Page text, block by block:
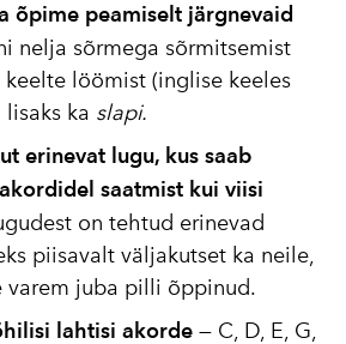
õpime peamiselt järgnevaid
nelja sõrmega sõrmitsemist
keelte löömist (inglise keeles
lisaks ka slapi.
erinevat lugu, kus saab
saatmist kui viisi
on tehtud erinevad
piisavalt väljakutset ka neile,
varem juba pilli õppinud.
lahtisi akorde — C, D, E, G,